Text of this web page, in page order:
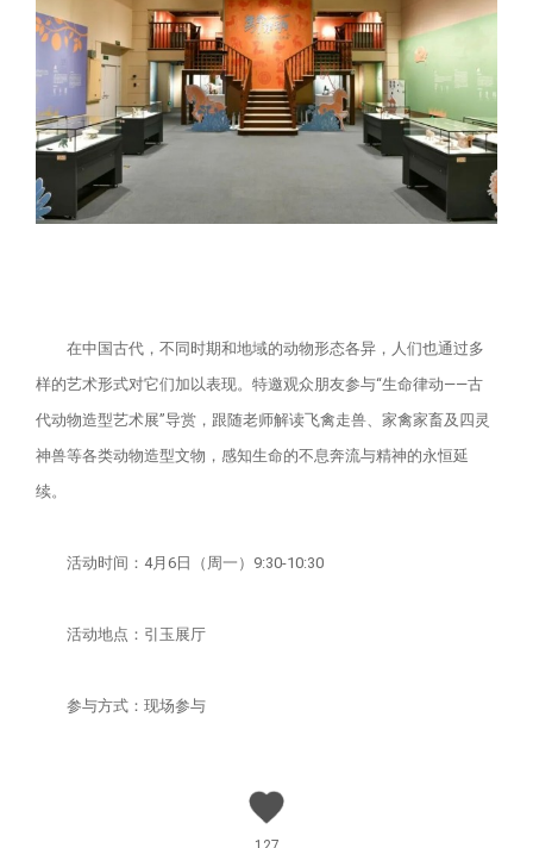
在中国古代，不同时期和地域的动物形态各异，人们也通过多
样的艺术形式对它们加以表现。特邀观众朋友参与“生命律动——古
代动物造型艺术展”导赏，跟随老师解读飞禽走兽、家禽家畜及四灵
神兽等各类动物造型文物，感知生命的不息奔流与精神的永恒延
续。
活动时间：4月6日（周一）9:30-10:30
活动地点：引玉展厅
参与方式：现场参与